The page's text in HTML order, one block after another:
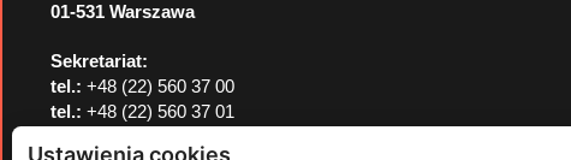
01-531 Warszawa
Sekretariat:
tel.: +48 (22) 560 37 00
tel.: +48 (22) 560 37 01
Ustawienia cookies